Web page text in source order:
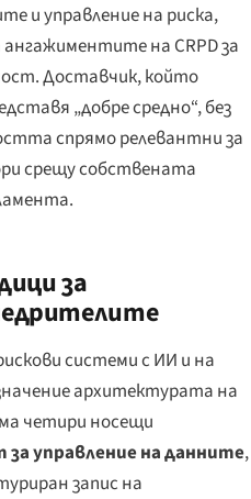
и управление на риска,
на CRPD за
Доставчик, който
„добре средно“, без
спрямо релевантни за
срещу собствената
за
системи с ИИ и на
архитектурата на
четири носещи
управление на данните,
запис на